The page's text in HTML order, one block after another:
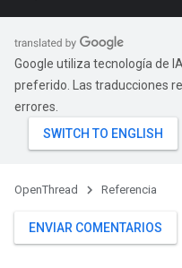
Google utiliza tecnología de
preferido. Las traducciones
errores.
OpenThread Referencia
ENVIAR COMENTARIOS